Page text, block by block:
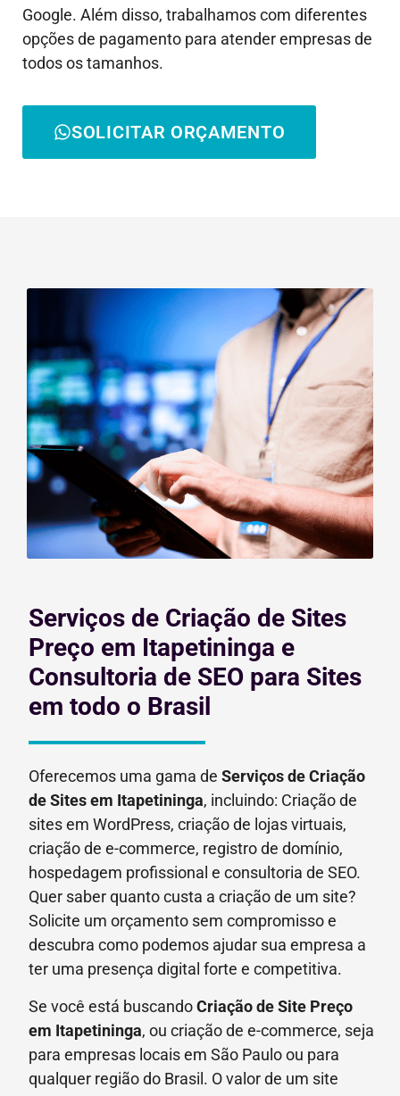
Google. Além disso, trabalhamos com diferentes
opções de pagamento para atender empresas de
todos os tamanhos.
SOLICITAR ORÇAMENTO
Serviços de Criação de Sites
Preço em Itapetininga e
Consultoria de SEO para Sites
em todo o Brasil
Oferecemos uma gama de Serviços de Criação
de Sites em Itapetininga, incluindo: Criação de
sites em WordPress, criação de lojas virtuais,
criação de e-commerce, registro de domínio,
hospedagem profissional e consultoria de SEO.
Quer saber quanto custa a criação de um site?
Solicite um orçamento sem compromisso e
descubra como podemos ajudar sua empresa a
ter uma presença digital forte e competitiva.
Se você está buscandoCriação de Site Preço
em Itapetininga, ou criação de e-commerce, seja
para empresas locais em São Paulo ou para
qualquer região do Brasil. O valor de um site